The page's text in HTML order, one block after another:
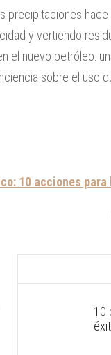
precipitaciones
y vertiendo
el nuevo petróleo:
sobre el uso
10 acciones
10